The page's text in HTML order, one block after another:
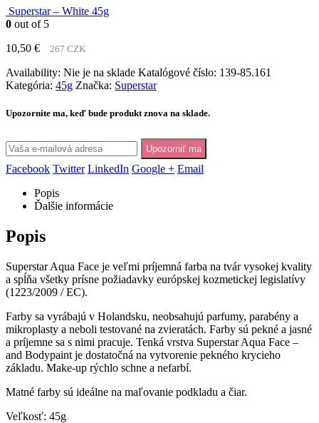
Superstar – White 45g
0 out of 5
10,50 € 267 CZK
Availability: Nie je na sklade Katalógové číslo: 139-85.161
Kategória: 45g Značka: Superstar
Upozornite ma, keď bude produkt znova na sklade.
Upozorniť ma
Facebook Twitter LinkedIn Google + Email
Popis
Ďalšie informácie
Popis
Superstar Aqua Face je veľmi príjemná farba na tvár vysokej kvality
a spĺňa všetky prísne požiadavky európskej kozmetickej legislatívy
(1223/2009 / EC).
Farby sa vyrábajú v Holandsku, neobsahujú parfumy, parabény a
mikroplasty a neboli testované na zvieratách. Farby sú pekné a jasné
a príjemne sa s nimi pracuje. Tenká vrstva Superstar Aqua Face –
and Bodypaint je dostatočná na vytvorenie pekného krycieho
základu. Make-up rýchlo schne a nefarbí.
Matné farby sú ideálne na maľovanie podkladu a čiar.
Veľkosť: 45g